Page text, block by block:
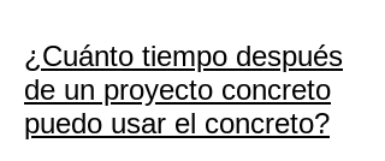
¿Cuánto tiempo después
de un proyecto concreto
puedo usar el concreto?